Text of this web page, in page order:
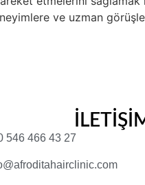
ve uzman
546 466 43 27